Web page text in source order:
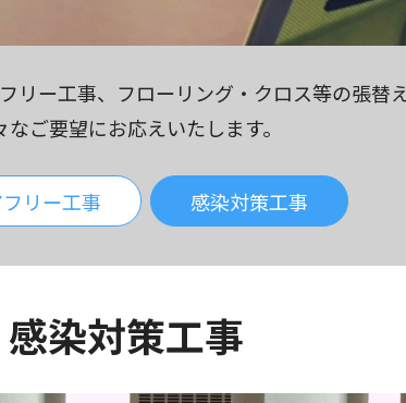
リー工事、フローリング・クロス等の張替
なご要望にお応えいたします。
リー工事 感染対策工事
感染対策工事